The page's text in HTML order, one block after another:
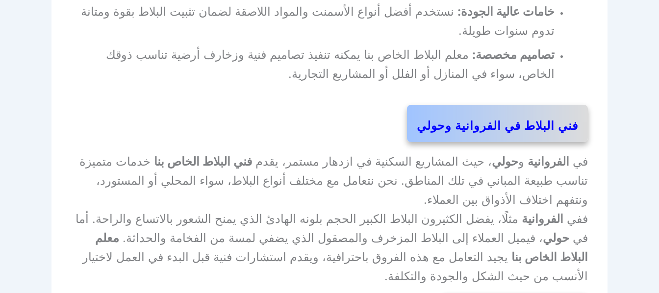
خامات عالية الجودة: نستخدم أفضل أنواع الأسمنت والمواد اللاصقة لضمان تثبيت البلاط بقوة ومتانة
تدوم سنوات طويلة.
تصاميم مخصصة: معلم البلاط الخاص بنا يمكنه تنفيذ تصاميم فنية وزخارف أرضية تناسب ذوقك
الخاص، سواء في المنازل أو الفلل أو المشاريع التجارية.
فني البلاط في الفروانية وحولي
في الفروانية وحولي، حيث المشاريع السكنية في ازدهار مستمر، يقدم فني البلاط الخاص بنا خدمات متميزة
تناسب طبيعة المباني في تلك المناطق. نحن نتعامل مع مختلف أنواع البلاط، سواء المحلي أو المستورد،
ونتفهم اختلاف الأذواق بين العملاء.
ففي الفروانية مثلًا، يفضل الكثيرون البلاط الكبير الحجم بلونه الهادئ الذي يمنح الشعور بالاتساع والراحة. أما
في حولي، فيميل العملاء إلى البلاط المزخرف والمصقول الذي يضفي لمسة من الفخامة والحداثة. معلم
البلاط الخاص بنا يجيد التعامل مع هذه الفروق باحترافية، ويقدم استشارات فنية قبل البدء في العمل لاختيار
الأنسب من حيث الشكل والجودة والتكلفة.